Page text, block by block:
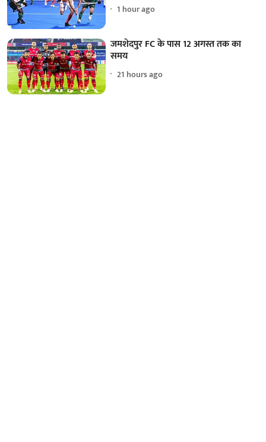
1 hour ago
जमशेदपुर FC के पास 12 अगस्त तक का
समय
21 hours ago